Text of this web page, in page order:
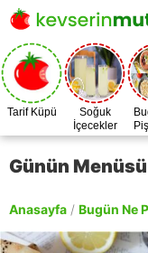
Tarif Küpü
Soğuk
İçecekler
Günün
Anasayfa / Bugün Ne